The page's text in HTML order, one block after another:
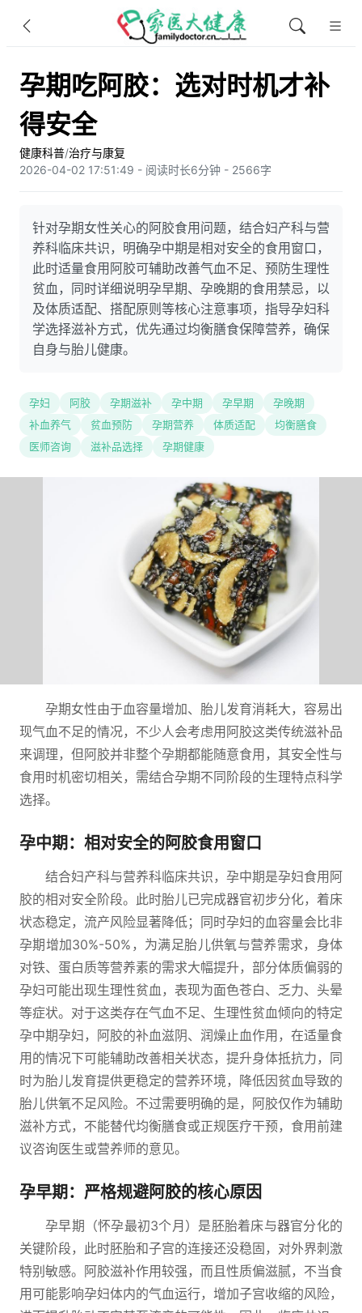
孕期吃阿胶：选对时机才补
得安全
健康科普/治疗与康复
2026-04-02 17:51:49 - 阅读时长6分钟 - 2566字
针对孕期女性关心的阿胶食用问题，结合妇产科与营
养科临床共识，明确孕中期是相对安全的食用窗口，
此时适量食用阿胶可辅助改善气血不足、预防生理性
贫血，同时详细说明孕早期、孕晚期的食用禁忌，以
及体质适配、搭配原则等核心注意事项，指导孕妇科
学选择滋补方式，优先通过均衡膳食保障营养，确保
自身与胎儿健康。
孕妇 阿胶 孕期滋补 孕中期 孕早期
孕晚期
补血养气
贫血预防 孕期营养 体质适配
均衡膳食
医师咨询
滋补品选择 孕期健康
孕期女性由于血容量增加、胎儿发育消耗大，容易出
现气血不足的情况，不少人会考虑用阿胶这类传统滋补品
来调理，但阿胶并非整个孕期都能随意食用，其安全性与
食用时机密切相关，需结合孕期不同阶段的生理特点科学
选择。
孕中期：相对安全的阿胶食用窗口
结合妇产科与营养科临床共识，孕中期是孕妇食用阿
胶的相对安全阶段。此时胎儿已完成器官初步分化，着床
状态稳定，流产风险显著降低；同时孕妇的血容量会比非
孕期增加30%-50%，为满足胎儿供氧与营养需求，身体
对铁、蛋白质等营养素的需求大幅提升，部分体质偏弱的
孕妇可能出现生理性贫血，表现为面色苍白、乏力、头晕
等症状。对于这类存在气血不足、生理性贫血倾向的特定
孕中期孕妇，阿胶的补血滋阴、润燥止血作用，在适量食
用的情况下可能辅助改善相关状态，提升身体抵抗力，同
时为胎儿发育提供更稳定的营养环境，降低因贫血导致的
胎儿供氧不足风险。不过需要明确的是，阿胶仅作为辅助
滋补方式，不能替代均衡膳食或正规医疗干预，食用前建
议咨询医生或营养师的意见。
孕早期：严格规避阿胶的核心原因
孕早期（怀孕最初3个月）是胚胎着床与器官分化的
关键阶段，此时胚胎和子宫的连接还没稳固，对外界刺激
特别敏感。阿胶滋补作用较强，而且性质偏滋腻，不当食
用可能影响孕妇体内的气血运行，增加子宫收缩的风险，